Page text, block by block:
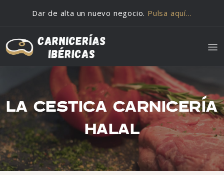
Dar de alta un nuevo negocio. Pulsa aquí…
LA CESTICA CARNICERÍA
HALAL